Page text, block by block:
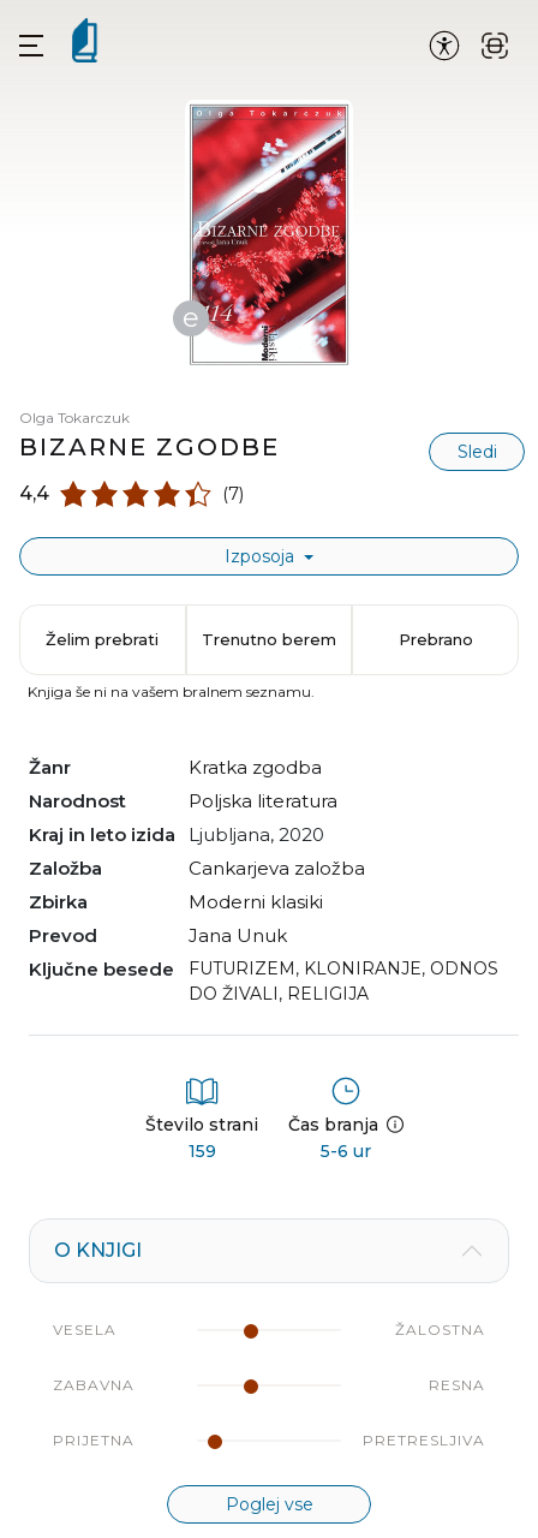
e
Olga Tokarczuk
BIZARNE ZGODBE Sledi
4,4 (7)
Izposoja
Žanr
kratka zgodba
Narodnost
poljska literatura
Kraj in leto izida
Ljubljana, 2020
Založba
Cankarjeva založba
Zbirka
Moderni klasiki
Prevod
Jana Unuk
Ključne besede
FUTURIZEM, KLONIRANJE, ODNOS
DO ŽIVALI, RELIGIJA
Število strani
159
Čas branja
5-6 ur
Želim prebrati Trenutno berem Prebrano
Knjiga še ni na vašem bralnem seznamu.
O KNJIGI
VESELA ŽALOSTNA
ZABAVNA RESNA
PRIJETNA PRETRESLJIVA
Poglej vse